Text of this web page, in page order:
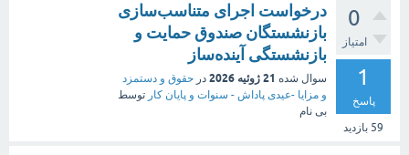
0
امتیاز
1
پاسخ
59 بازدید
درخواست اجرای متناسب‌سازی
بازنشستگان صندوق حمایت و
بازنشستگی آینده‌ساز
سوال شده 21 ژوئیه 2026 در حقوق و دستمزد
و مزایا -عیدی پاداش - سنوات و پایان کار توسط
بی نام